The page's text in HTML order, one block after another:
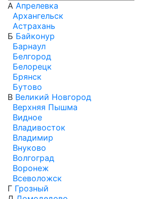
А Апрелевка
Архангельск
Астрахань
Б Байконур
Барнаул
Белгород
Белорецк
Брянск
Бутово
В Великий Новгород
Верхняя Пышма
Видное
Владивосток
Владимир
Внуково
Волгоград
Воронеж
Всеволожск
Г Грозный